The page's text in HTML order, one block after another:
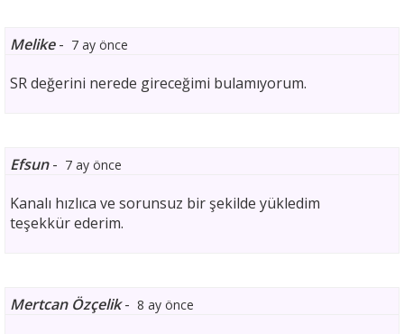
Melike- 7 ay önce
SR değerini nerede gireceğimi bulamıyorum.
Efsun- 7 ay önce
Kanalı hızlıca ve sorunsuz bir şekilde yükledim
teşekkür ederim.
Mertcan Özçelik- 8 ay önce